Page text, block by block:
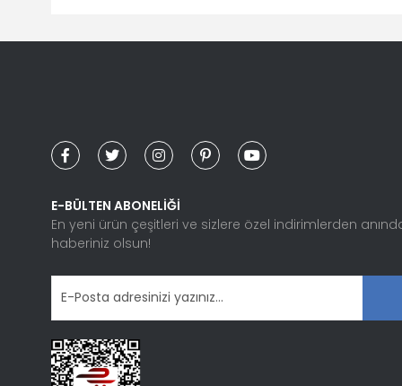
Görüş ve önerileriniz için teşekkür ederiz.
Ürün fiyatı diğer sitelerden daha pahalı.
E-BÜLTEN ABONELİĞİ
En yeni ürün çeşitleri ve sizlere özel indirimlerden
haberiniz olsun!